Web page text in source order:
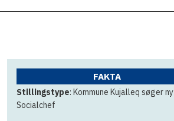
FAKTA
Stillingstype: Kommune Kujalleq søger ny
Socialchef